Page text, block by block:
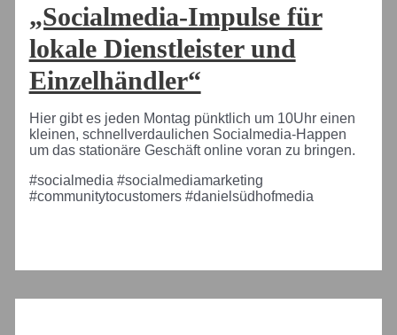
„Socialmedia-Impulse für
lokale Dienstleister und
Einzelhändler“
Hier gibt es jeden Montag pünktlich um 10Uhr einen
kleinen, schnellverdaulichen Socialmedia-Happen
um das stationäre Geschäft online voran zu bringen.
#socialmedia #socialmediamarketing
#communitytocustomers #danielsüdhofmedia